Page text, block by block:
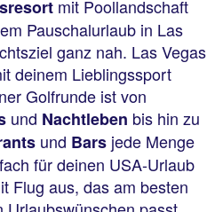
mit Poollandschaft
Pauschalurlaub in Las
ganz nah. Las Vegas
deinem Lieblingssport
Golfrunde ist von
und Nachtleben bis hin zu
und Bars jede Menge
für deinen USA-Urlaub
Flug aus, das am besten